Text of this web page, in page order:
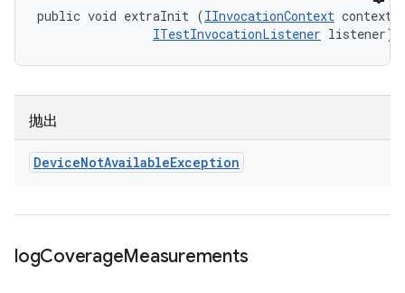
public void extraInit (IInvocationContext
ITestInvocationListener listener)
抛出
DeviceNotAvailableException
logCoverageMeasurements